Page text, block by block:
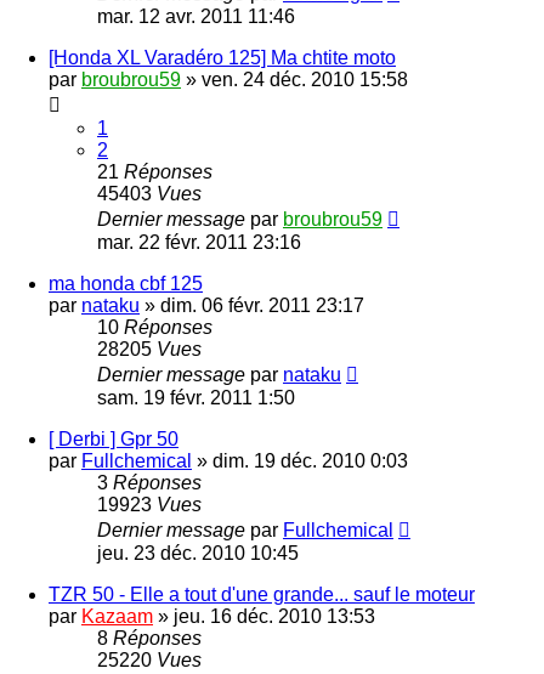
mar. 12 avr. 2011 11:46
[Honda XL Varadéro 125] Ma chtite moto
par broubrou59 » ven. 24 déc. 2010 15:58
1
2
21 Réponses
45403 Vues
Dernier message par broubrou59
mar. 22 févr. 2011 23:16
ma honda cbf 125
par nataku » dim. 06 févr. 2011 23:17
10 Réponses
28205 Vues
Dernier message par nataku
sam. 19 févr. 2011 1:50
[ Derbi ] Gpr 50
par Fullchemical » dim. 19 déc. 2010 0:03
3 Réponses
19923 Vues
Dernier message par Fullchemical
jeu. 23 déc. 2010 10:45
TZR 50 - Elle a tout d'une grande... sauf le moteur
par Kazaam » jeu. 16 déc. 2010 13:53
8 Réponses
25220 Vues